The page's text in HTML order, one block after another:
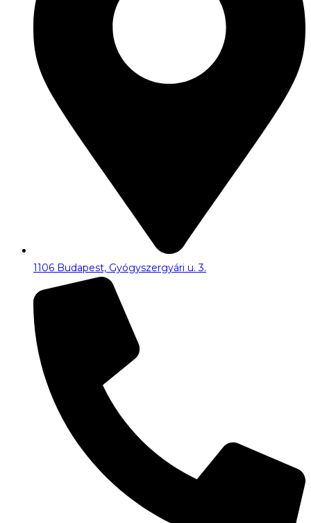
1106 Budapest, Gyógyszergyári u. 3.